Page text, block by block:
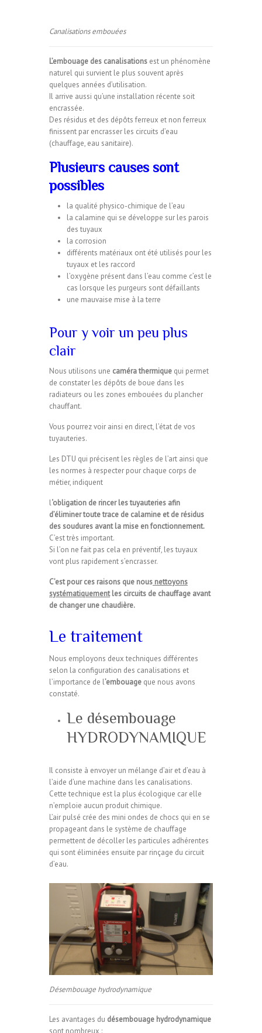
Canalisations embouées
L’embouage des canalisations est un phénomène
naturel qui survient le plus souvent après
quelques années d’utilisation.
Il arrive aussi qu’une installation récente soit
encrassée.
Des résidus et des dépôts ferreux et non ferreux
finissent par encrasser les circuits d’eau
(chauffage, eau sanitaire).
Plusieurs causes sont
possibles
la qualité physico-chimique de l’eau
la calamine qui se développe sur les parois
des tuyaux
la corrosion
différents matériaux ont été utilisés pour les
tuyaux et les raccord
l’oxygène présent dans l’eau comme c’est le
cas lorsque les purgeurs sont défaillants
une mauvaise mise à la terre
Pour y voir un peu plus
clair
Nous utilisons une caméra thermique qui permet
de constater les dépôts de boue dans les
radiateurs ou les zones embouées du plancher
chauffant.
Vous pourrez voir ainsi en direct, l’état de vos
tuyauteries.
Les DTU qui précisent les règles de l’art ainsi que
les normes à respecter pour chaque corps de
métier, indiquent
l‘obligation de rincer les tuyauteries afin
d’éliminer toute trace de calamine et de résidus
des soudures avant la mise en fonctionnement.
C’est très important.
Si l’on ne fait pas cela en préventif, les tuyaux
vont plus rapidement s’encrasser.
C’est pour ces raisons que nous nettoyons
systématiquementles circuits de chauffage avant
de changer une chaudière.
Le traitement
Nous employons deux techniques différentes
selon la configuration des canalisations et
l’importance de l’embouage que nous avons
constaté.
Le désembouage
HYDRODYNAMIQUE
Il consiste à envoyer un mélange d’air et d’eau à
l’aide d’une machine dans les canalisations.
Cette technique est la plus écologique car elle
n’emploie aucun produit chimique.
L’air pulsé crée des mini ondes de chocs qui en se
propageant dans le système de chauffage
permettent de décoller les particules adhérentes
qui sont éliminées ensuite par rinçage du circuit
d’eau.
Désembouage hydrodynamique
Les avantages du désembouage hydrodynamique